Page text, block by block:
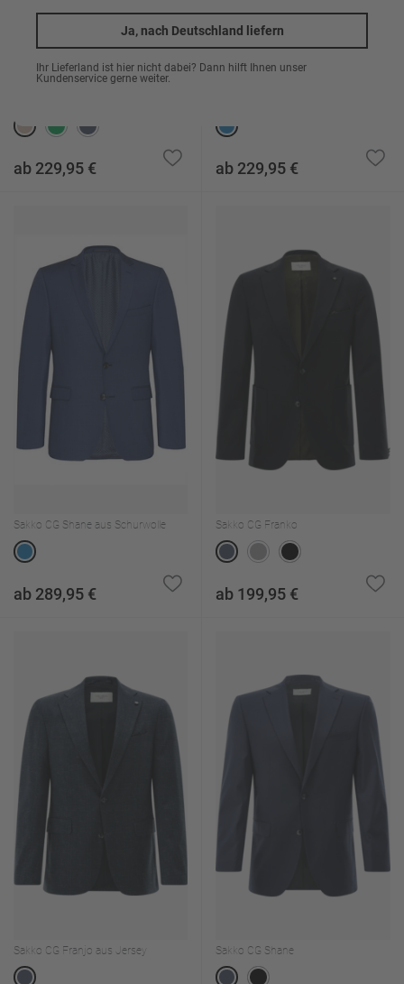
ab 229,95 € ab 229,95 €
Sakko CG Shane aus Schurwolle
ab 289,95 €
Sakko CG Franko
ab 199,95 €
Sakko CG Franjo aus Jersey Sakko CG Shane
Ja, nach Deutschland liefern
Ihr Lieferland ist hier nicht dabei? Dann hilft Ihnen unser
Kundenservice gerne weiter.